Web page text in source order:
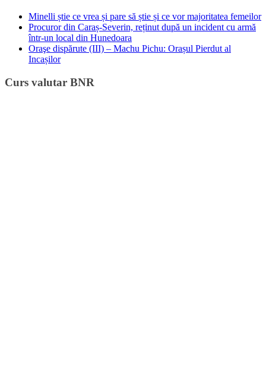
Minelli știe ce vrea și pare să știe și ce vor majoritatea femeilor
Procuror din Caraș-Severin, reținut după un incident cu armă
într-un local din Hunedoara
Oraşe dispărute (III) – Machu Pichu: Orașul Pierdut al
Incașilor
Curs valutar BNR